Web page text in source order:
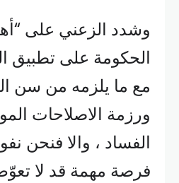
وشدد الزعني على
الحكومة على تطبيق
مع ما يلزمه من سن
ورزمة الاصلاحات
الفساد ، والا فنحن
فرصة مهمة قد لا